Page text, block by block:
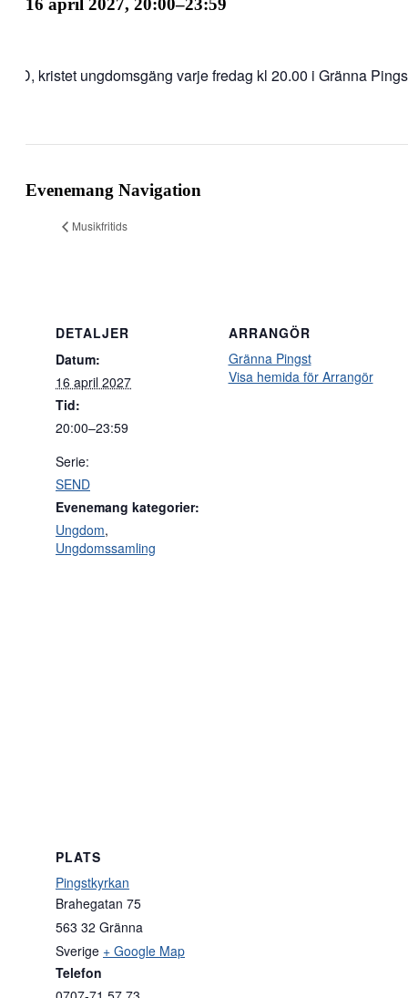
16 april 2027, 20:00–23:59
kristet ungdomsgäng varje fredag kl 20.00 i Gränna
Evenemang Navigation
Musikfritids
DETALJER
Datum:
16 april 2027
Tid:
20:00–23:59
Serie:
SEND
Evenemang kategorier:
Ungdom,
Ungdomssamling
ARRANGÖR
Gränna Pingst
Visa hemida för Arrangör
PLATS
Pingstkyrkan
Brahegatan 75
563 32 Gränna
Sverige + Google Map
Telefon